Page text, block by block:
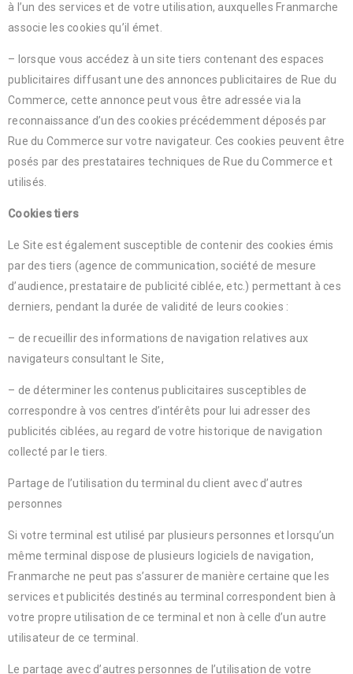
à l’un des services et de votre utilisation, auxquelles Franmarche
associe les cookies qu’il émet.
– lorsque vous accédez à un site tiers contenant des espaces
publicitaires diffusant une des annonces publicitaires de Rue du
Commerce, cette annonce peut vous être adressée via la
reconnaissance d’un des cookies précédemment déposés par
Rue du Commerce sur votre navigateur. Ces cookies peuvent être
posés par des prestataires techniques de Rue du Commerce et
utilisés.
Cookies tiers
Le Site est également susceptible de contenir des cookies émis
par des tiers (agence de communication, société de mesure
d’audience, prestataire de publicité ciblée, etc.) permettant à ces
derniers, pendant la durée de validité de leurs cookies :
– de recueillir des informations de navigation relatives aux
navigateurs consultant le Site,
– de déterminer les contenus publicitaires susceptibles de
correspondre à vos centres d’intérêts pour lui adresser des
publicités ciblées, au regard de votre historique de navigation
collecté par le tiers.
Partage de l’utilisation du terminal du client avec d’autres
personnes
Si votre terminal est utilisé par plusieurs personnes et lorsqu’un
même terminal dispose de plusieurs logiciels de navigation,
Franmarche ne peut pas s’assurer de manière certaine que les
services et publicités destinés au terminal correspondent bien à
votre propre utilisation de ce terminal et non à celle d’un autre
utilisateur de ce terminal.
Le partage avec d’autres personnes de l’utilisation de votre